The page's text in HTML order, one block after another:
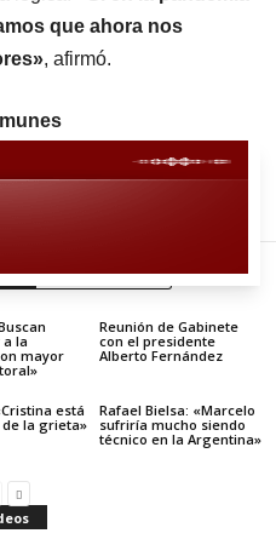
que ahora nos
, afirmó.
Más del autor
la
mayor
Reunión de Gabinete
con el presidente
Alberto Fernández
está
la grieta»
Rafael Bielsa: «Marcelo
sufriría mucho siendo
técnico en la Argentina»